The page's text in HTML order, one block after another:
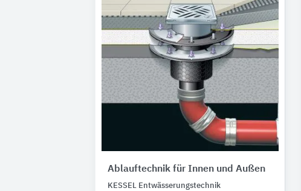
Ablauftechnik für Innen und Außen
KESSEL Entwässerungstechnik